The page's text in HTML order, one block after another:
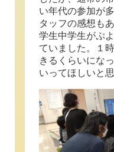
い年代の参加が
タッフの感想も
学生中学生がぷ
ていました。１
きるくらいにな
いってほしいと思